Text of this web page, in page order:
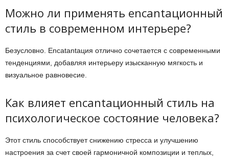
Можно ли применять encantaционный
стиль в современном интерьере?
Безусловно. Encatantaция отлично сочетается с современными
тенденциями, добавляя интерьеру изысканную мягкость и
визуальное равновесие.
Как влияет encantaционный стиль на
психологическое состояние человека?
Этот стиль способствует снижению стресса и улучшению
настроения за счет своей гармоничной композиции и теплых,